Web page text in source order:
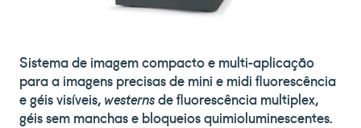
Sistema de imagem compacto e multi-aplicação
para a imagens precisas de mini e midi fluorescência
e géis visíveis,westernsde fluorescência multiplex,
géis sem manchas e bloqueios quimioluminescentes.